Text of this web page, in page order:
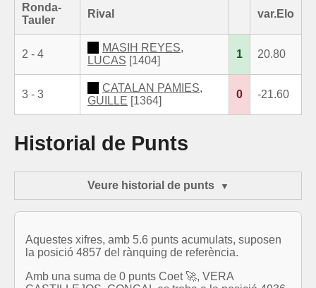
Ronda-
Tauler
Rival var.Elo
2 - 4
MASIH REYES,
LUCAS [1404]
1 20.80
3 - 3
CATALAN PAMIES,
GUILLE [1364]
0 -21.60
Historial de Punts
Veure historial de punts
Aquestes xifres, amb 5.6 punts acumulats, suposen
la posició 4857 del rànquing de referència.
Amb una suma de 0 punts Coet 🚀, VERA